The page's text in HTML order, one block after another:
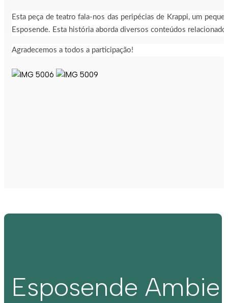
Esta peça de teatro fala-nos das peripécias de Krappi, um
Esposende. Esta história aborda diversos conteúdos
Agradecemos a todos a participação!
Esposende